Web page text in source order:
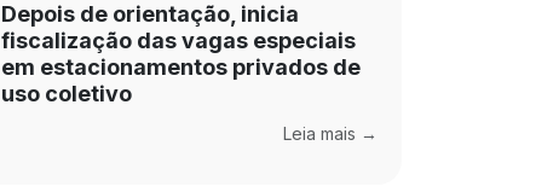
Depois de orientação, inicia
fiscalização das vagas especiais
em estacionamentos privados de
uso coletivo
Leia mais →